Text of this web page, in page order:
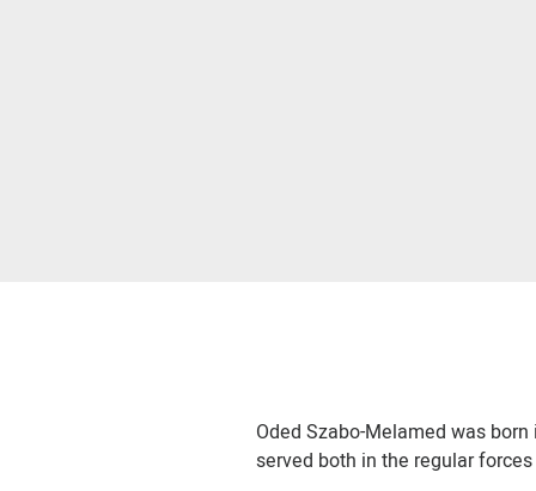
Oded Szabo-Melamed was
served both in the regular